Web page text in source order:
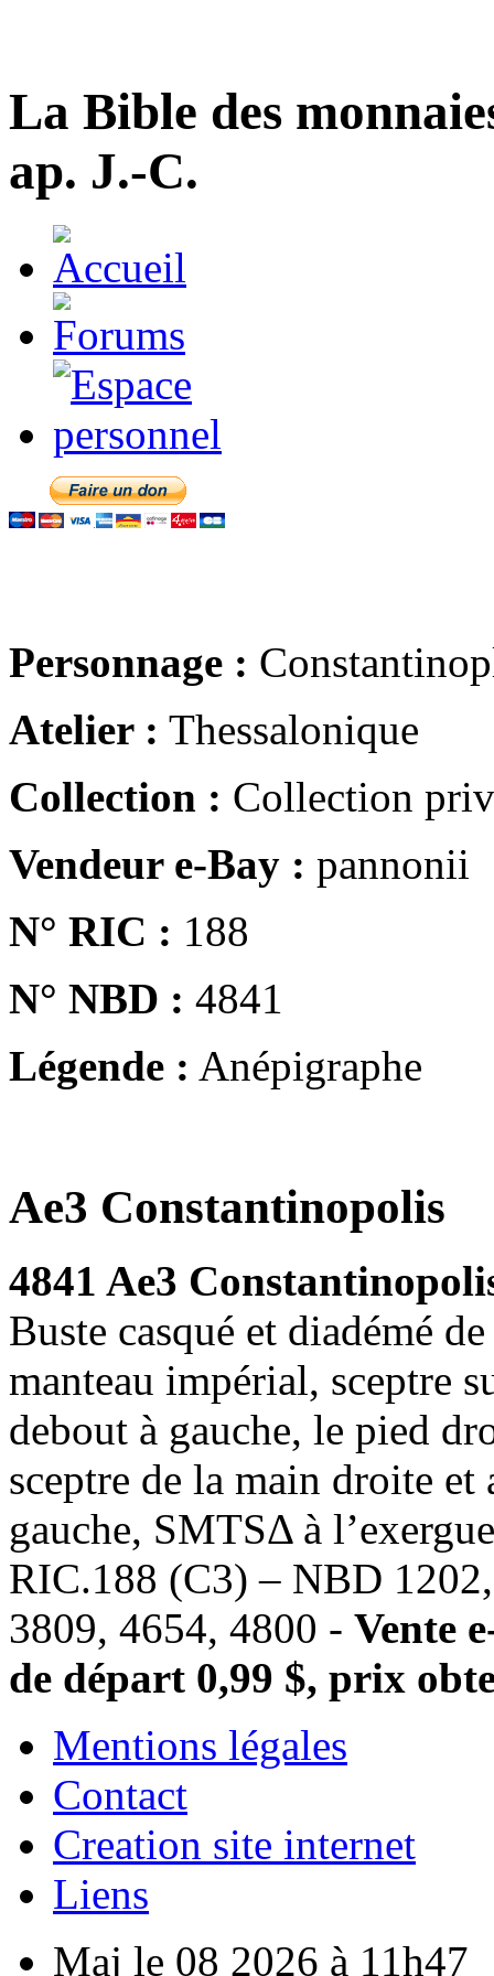
La Bible des
ap. J.-C.
Personnage :
Atelier : Thessalonique
Collection : Collection
Vendeur e-Bay : pannonii
N° RIC : 188
N° NBD : 4841
Légende : Anépigraphe
Ae3 Constantinopolis
4841 Ae3
Buste casqué et diadémé
manteau impérial, sceptre
debout à gauche, le pied
sceptre de la main droite
gauche, SMTSΔ à
RIC.188 (C3) – NBD
3809, 4654, 4800 - Vente
de départ 0,99 $, prix
Mentions légales
Contact
Creation site internet
Liens
Maj le 08 2026 à 11h47